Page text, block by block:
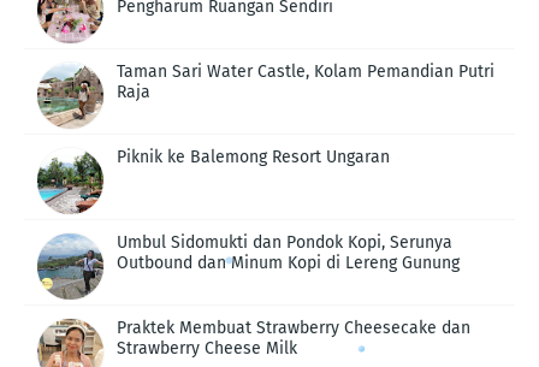
Pengharum Ruangan Sendiri
Taman Sari Water Castle, Kolam Pemandian Putri
Raja
Piknik ke Balemong Resort Ungaran
Umbul Sidomukti dan Pondok Kopi, Serunya
Outbound dan Minum Kopi di Lereng Gunung
Praktek Membuat Strawberry Cheesecake dan
Strawberry Cheese Milk